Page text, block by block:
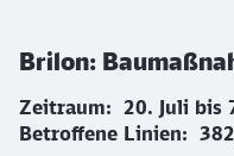
Brilon:
Zeitraum: 20. Juli bis
Betroffene Linien: